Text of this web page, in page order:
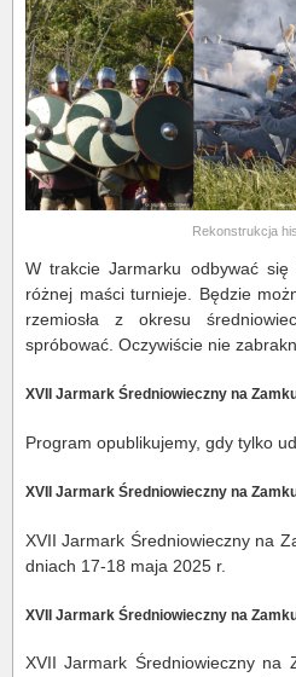
Rekonstrukcja
W trakcie Jarmarku odbywać
różnej maści turnieje. Będzie
rzemiosła z okresu
spróbować. Oczywiście nie
XVII Jarmark Średniowieczny na
Program opublikujemy, gdy tylko
XVII Jarmark Średniowieczny na
XVII Jarmark Średniowieczny na
dniach 17-18 maja 2025 r.
XVII Jarmark Średniowieczny na
XVII Jarmark Średniowieczny na